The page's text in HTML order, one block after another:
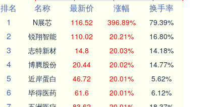
排名
名称 最新价 涨幅
换手率
1
N展芯 116.52 396.89% 79.39%
2 锐翔智能 110.02 20.21% 16.80%
3 志特新材 14.8 20.03% 14.18%
4 博腾股份 20.44 20.02% 14.77%
5 近岸蛋白 46.72 20.01% 5.62%
6 毕得医药 61.6 20.01% 6.12%